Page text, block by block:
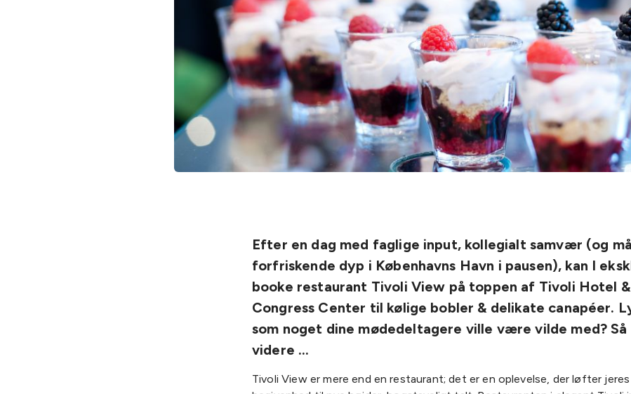
Efter en dag med faglige input, kollegialt samvær (og
forfriskende dyp i Københavns Havn i pausen), kan I
booke restaurant Tivoli View på toppen af Tivoli Hotel &
Congress Center til kølige bobler & delikate canapéer.
som noget dine mødedeltagere ville være vilde med?
videre …
Tivoli View er mere end en restaurant; det er en oplevelse, der løfter jeres